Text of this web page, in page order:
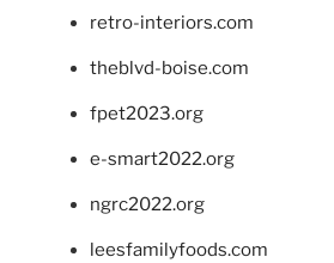
retro-interiors.com
theblvd-boise.com
fpet2023.org
e-smart2022.org
ngrc2022.org
leesfamilyfoods.com